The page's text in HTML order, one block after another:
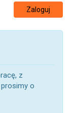
Zaloguj
z
o